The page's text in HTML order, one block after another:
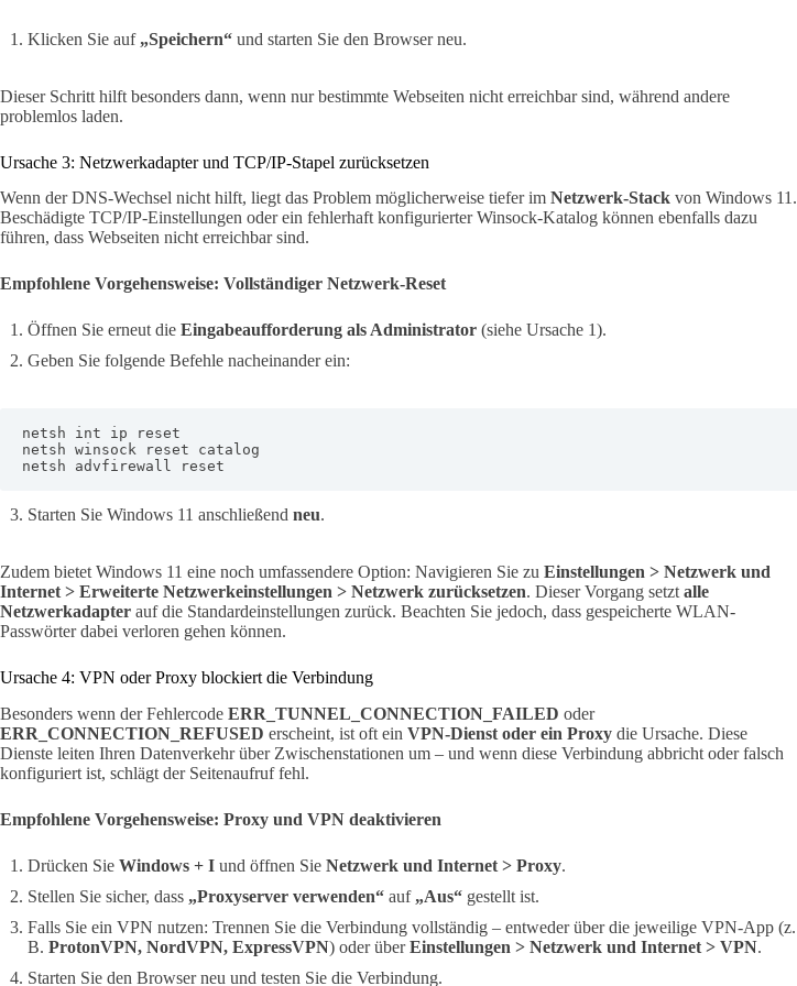
Klicken Sie auf „Speichern“ und starten Sie den Browser neu.
Dieser Schritt hilft besonders dann, wenn nur bestimmte Webseiten nicht erreichbar sind, während andere
problemlos laden.
Ursache 3: Netzwerkadapter und TCP/IP-Stapel zurücksetzen
Wenn der DNS-Wechsel nicht hilft, liegt das Problem möglicherweise tiefer im Netzwerk-Stack von Windows 11.
Beschädigte TCP/IP-Einstellungen oder ein fehlerhaft konfigurierter Winsock-Katalog können ebenfalls dazu
führen, dass Webseiten nicht erreichbar sind.
Empfohlene Vorgehensweise: Vollständiger Netzwerk-Reset
Öffnen Sie erneut die Eingabeaufforderung als Administrator (siehe Ursache 1).
Geben Sie folgende Befehle nacheinander ein:
netsh int ip reset
netsh winsock reset catalog
netsh advfirewall reset
Starten Sie Windows 11 anschließend neu.
Zudem bietet Windows 11 eine noch umfassendere Option: Navigieren Sie zu Einstellungen > Netzwerk und
Internet > Erweiterte Netzwerkeinstellungen > Netzwerk zurücksetzen. Dieser Vorgang setzt alle
Netzwerkadapter auf die Standardeinstellungen zurück. Beachten Sie jedoch, dass gespeicherte WLAN-
Passwörter dabei verloren gehen können.
Ursache 4: VPN oder Proxy blockiert die Verbindung
Besonders wenn der Fehlercode ERR_TUNNEL_CONNECTION_FAILED oder
ERR_CONNECTION_REFUSED erscheint, ist oft ein VPN-Dienst oder ein Proxy die Ursache. Diese
Dienste leiten Ihren Datenverkehr über Zwischenstationen um – und wenn diese Verbindung abbricht oder falsch
konfiguriert ist, schlägt der Seitenaufruf fehl.
Empfohlene Vorgehensweise: Proxy und VPN deaktivieren
Drücken Sie Windows + I und öffnen Sie Netzwerk und Internet > Proxy.
Stellen Sie sicher, dass „Proxyserver verwenden“ auf „Aus“ gestellt ist.
Falls Sie ein VPN nutzen: Trennen Sie die Verbindung vollständig – entweder über die jeweilige VPN-App (z.
B. ProtonVPN, NordVPN, ExpressVPN) oder überEinstellungen > Netzwerk und Internet > VPN.
Starten Sie den Browser neu und testen Sie die Verbindung.